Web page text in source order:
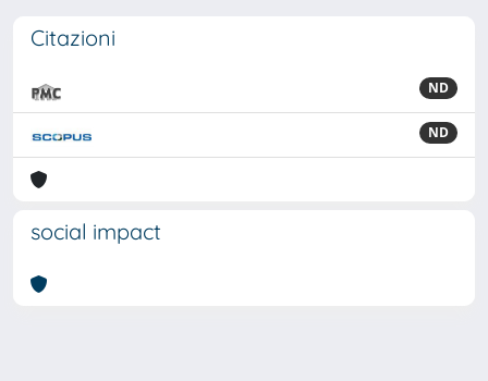
Citazioni
ND
ND
social impact